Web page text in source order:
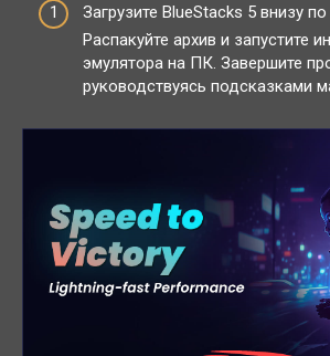
Загрузите BlueStacks 5 внизу
Распакуйте архив и запустите
эмулятора на ПК. Завершите
руководствуясь подсказками